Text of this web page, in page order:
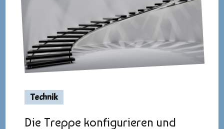
Technik
Die Treppe konfigurieren und